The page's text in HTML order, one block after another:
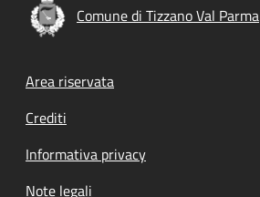
Comune di Tizzano Val Parma
Footer menu
Area riservata
Crediti
Informativa privacy
Note legali